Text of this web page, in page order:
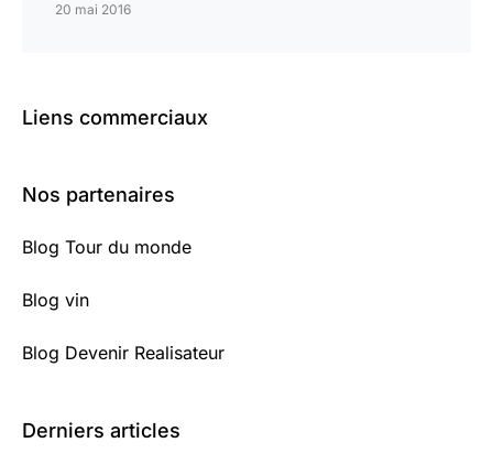
20 mai 2016
Liens commerciaux
Nos partenaires
Blog Tour du monde
Blog vin
Blog Devenir Realisateur
Derniers articles